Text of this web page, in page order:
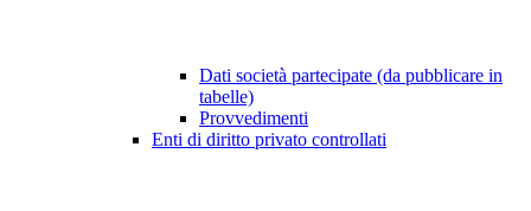
Dati società partecipate (da pubblicare in
tabelle)
Provvedimenti
Enti di diritto privato controllati